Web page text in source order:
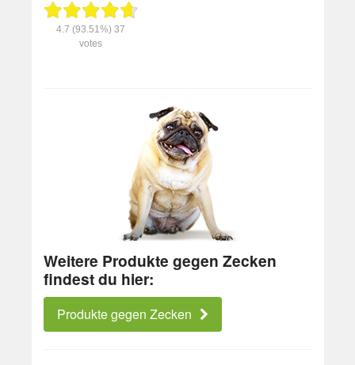
4.7 (93.51%) 37
votes
Weitere Produkte gegen Zecken
findest du hier:
Produkte gegen Zecken